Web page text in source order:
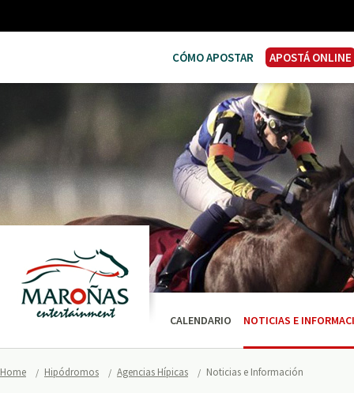
CÓMO APOSTAR APOSTÁ ONLINE
CALENDARIO NOTICIAS E
Home Hipódromos Agencias Hípicas Noticias e Información